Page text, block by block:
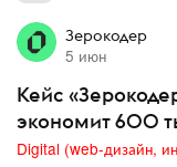
Зерокодер
5 июн
Кейс
экономит 600